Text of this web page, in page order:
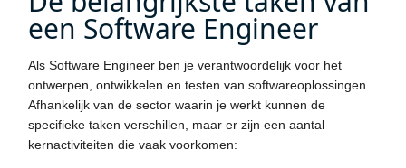
een Software Engineer
Als Software Engineer ben je verantwoordelijk voor het
ontwerpen, ontwikkelen en testen van softwareoplossingen.
Afhankelijk van de sector waarin je werkt kunnen de
specifieke taken verschillen, maar er zijn een aantal
kernactiviteiten die vaak voorkomen: